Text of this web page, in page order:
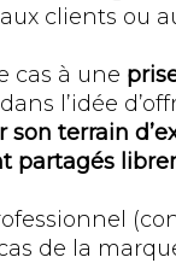
clients ou
cas à une
l’idée
terrain
partagés
de la